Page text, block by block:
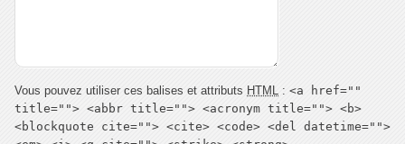
Vous pouvez utiliser ces balises et attributs HTML : <a href=""
title=""> <abbr title=""> <acronym title=""> <b>
<blockquote cite=""> <cite> <code> <del datetime="">